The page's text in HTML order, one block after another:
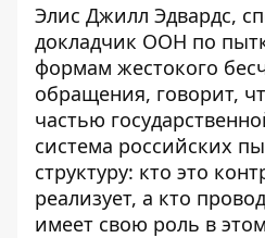
Элис Джилл Эдвардс,
докладчик ООН по
формам жестокого
обращения, говорит,
частью
система российских
структуру: кто это
реализует, а кто
имеет свою роль в этом